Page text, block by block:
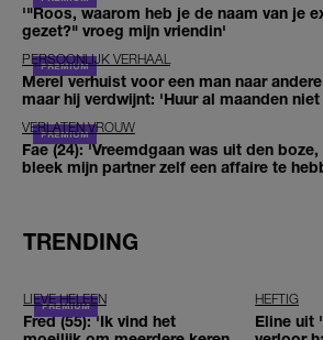
'"Roos, waarom heb je de naam van je
gezet?" vroeg mijn vriendin'
PERSOONLIJK VERHAAL
Merel verhuist voor een man naar
maar hij verdwijnt: 'Huur al maanden
VERLATEN VROUW
Fae (24): 'Vreemdgaan was uit den
bleek mijn partner zelf een affaire te
TRENDING
LIEVE HELEEN
Fred (55): 'Ik vind het
HEFTIG
Eline uit